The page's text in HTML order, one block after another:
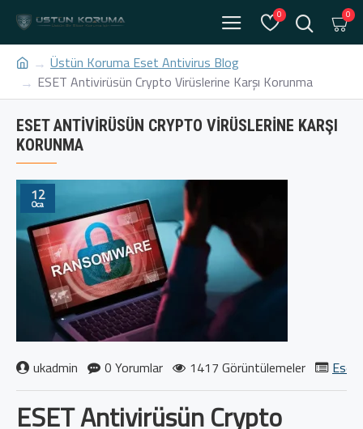
0 0
Üstün Koruma Eset Antivirus Blog
ESET Antivirüsün Crypto Virüslerine Karşı Korunma
ESET ANTIVIRÜSÜN CRYPTO VIRÜSLERINE KARŞI
KORUNMA
12
Oca
ukadmin 0 Yorumlar 1417 Görüntülemeler Eset
ESET Antivirüsün Crypto